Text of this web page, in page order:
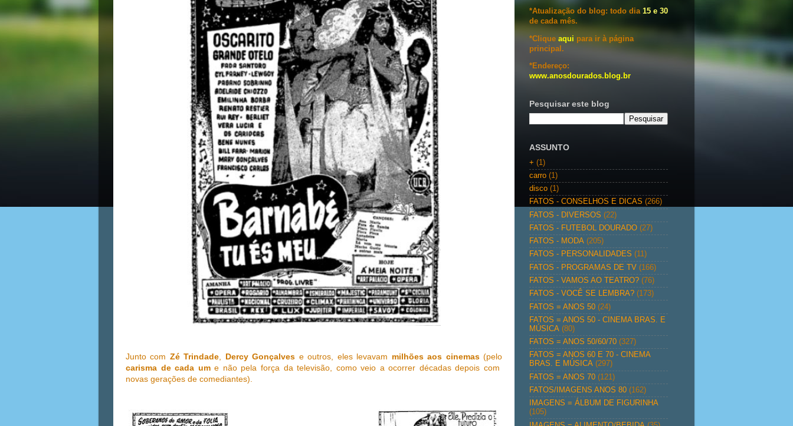
Junto com Zé Trindade, Dercy Gonçalves e outros, eles levavam milhões aos cinemas(pelo
carisma de cada ume não pela força da televisão, como veio a ocorrer décadas depois com
novas gerações de comediantes).
*Atualização do blog: todo dia 15 e 30
de cada mês.
*Clique aqui para ir à página
principal.
*Endereço:
www.anosdourados.blog.br
Pesquisar este blog
ASSUNTO
+ (1)
carro (1)
disco (1)
FATOS - CONSELHOS E DICAS (266)
FATOS - DIVERSOS (22)
FATOS - FUTEBOL DOURADO (27)
FATOS - MODA (205)
FATOS - PERSONALIDADES (11)
FATOS - PROGRAMAS DE TV (166)
FATOS - VAMOS AO TEATRO? (76)
FATOS - VOCÊ SE LEMBRA? (173)
FATOS = ANOS 50 (24)
FATOS = ANOS 50 - CINEMA BRAS. E
MÚSICA (80)
FATOS = ANOS 50/60/70 (327)
FATOS = ANOS 60 E 70 - CINEMA
BRAS. E MÚSICA (297)
FATOS = ANOS 70 (121)
FATOS/IMAGENS ANOS 80 (162)
IMAGENS = ÁLBUM DE FIGURINHA
(105)